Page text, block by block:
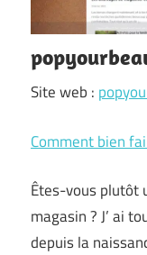
Site web :
Comment bien
Êtes-vous plutôt
magasin ? J’ ai
depuis la